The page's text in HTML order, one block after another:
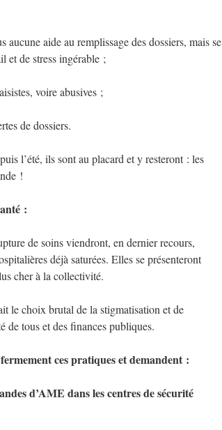
aucune aide au remplissage des dossiers, mais se
et de stress ingérable ;
voire abusives ;
de dossiers.
l’été, ils sont au placard et y resteront : les
!
:
de soins viendront, en dernier recours,
déjà saturées. Elles se présenteront
cher à la collectivité.
le choix brutal de la stigmatisation et de
de tous et des finances publiques.
ces pratiques et demandent :
d’AME dans les centres de sécurité